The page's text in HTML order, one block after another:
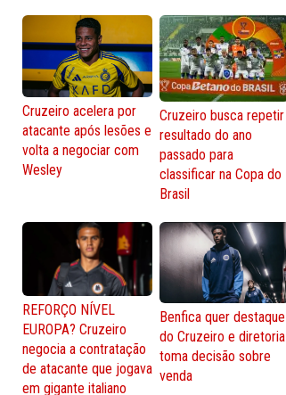
Cruzeiro acelera por
atacante após lesões e
volta a negociar com
Wesley
Cruzeiro busca repetir
resultado do ano
passado para
classificar na Copa do
Brasil
REFORÇO NÍVEL
EUROPA? Cruzeiro
negocia a contratação
de atacante que jogava
em gigante italiano
Benfica quer destaque
do Cruzeiro e diretoria
toma decisão sobre
venda